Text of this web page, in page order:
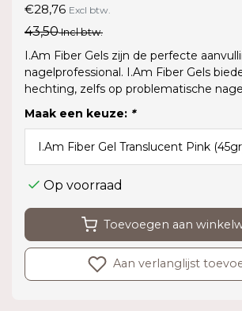
€28,76 Excl btw.
43,50Incl btw.
I.Am Fiber Gels zijn de perfecte
nagelprofessional. I.Am Fiber Gels
hechting, zelfs op problematische
Maak een keuze: *
Op voorraad
Toevoegen aan
Aan verlanglijst